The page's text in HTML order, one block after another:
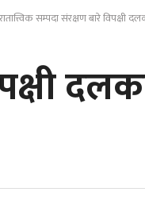
सम्पदा संरक्षण बारे विपक्षी